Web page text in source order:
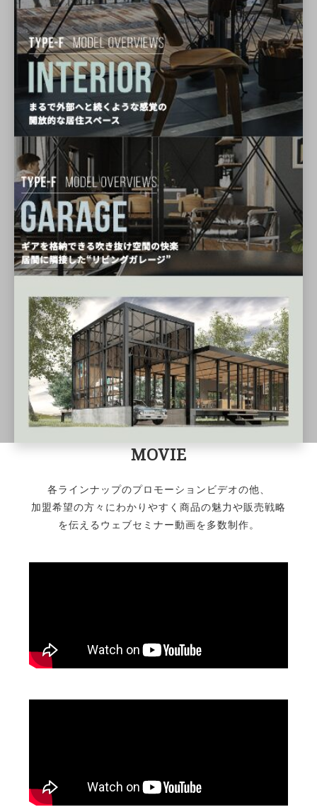
MOVIE
各ラインナップのプロモーションビデオの他、
加盟希望の方々にわかりやすく商品の魅力や販売戦略
を伝えるウェブセミナー動画を多数制作。